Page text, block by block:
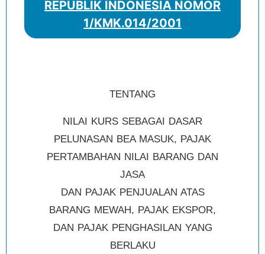
REPUBLIK INDONESIA NOMOR
1/KMK.014/2001
TENTANG
NILAI KURS SEBAGAI DASAR
PELUNASAN BEA MASUK, PAJAK
PERTAMBAHAN NILAI BARANG DAN
JASA
DAN PAJAK PENJUALAN ATAS
BARANG MEWAH, PAJAK EKSPOR,
DAN PAJAK PENGHASILAN YANG
BERLAKU